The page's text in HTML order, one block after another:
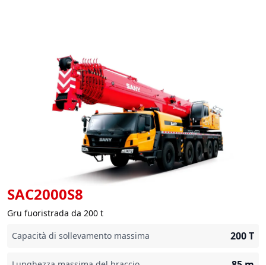
SAC2000S8
Gru fuoristrada da 200 t
Capacità di sollevamento massima
200T